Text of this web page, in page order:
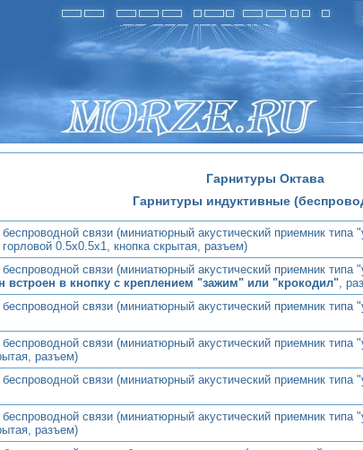
Гарнитуры Октава
Гарнитуры индуктивные
беспроводной связи (миниатюрный акустический приемник
0.5х0.5х1, кнопка скрытая, разъем)
беспроводной связи (миниатюрный акустический приемник
встроен в кнопку с креплением "зажим" или "крокодил",
беспроводной связи (миниатюрный акустический приемник
беспроводной связи (миниатюрный акустический приемник
разъем)
беспроводной связи (миниатюрный акустический приемник
беспроводной связи (миниатюрный акустический приемник
разъем)